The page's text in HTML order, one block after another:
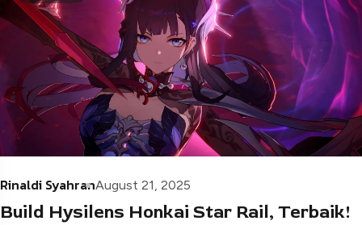
Rinaldi SyahranAugust 21, 2025
Build Hysilens Honkai Star Rail, Terbaik!